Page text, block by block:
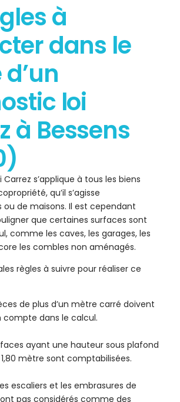
à
dans le
loi
à Bessens
Carrez s’applique à tous les biens
qu’il s’agisse
ou de maisons. Il est cependant
que certaines surfaces sont
comme les caves, les garages, les
les combles non aménagés.
règles à suivre pour réaliser ce
de plus d’un mètre carré doivent
compte dans le calcul.
ayant une hauteur sous plafond
mètre sont comptabilisées.
escaliers et les embrasures de
pas considérés comme des